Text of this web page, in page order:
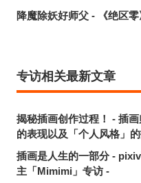
降魔除妖好师父 - 《绝区
专访相关最新文章
揭秘插画创作过程！ - 插
的表现以及「个人风格」
插画是人生的一部分 -
主「Mimimi」专访 -